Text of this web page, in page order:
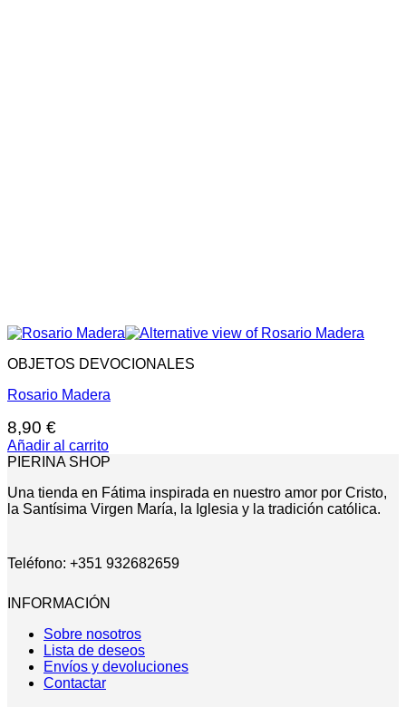
OBJETOS DEVOCIONALES
Rosario Madera
8,90 €
Añadir al carrito
PIERINA SHOP
Una tienda en Fátima inspirada en nuestro amor por Cristo,
la Santísima Virgen María, la Iglesia y la tradición católica.
Teléfono: +351 932682659
INFORMACIÓN
Sobre nosotros
Lista de deseos
Envíos y devoluciones
Contactar